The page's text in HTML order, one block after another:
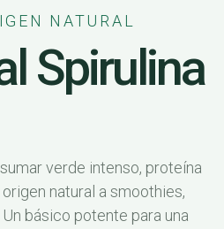
NATURAL
Spirulina
verde intenso, proteína
natural a smoothies,
básico potente para una